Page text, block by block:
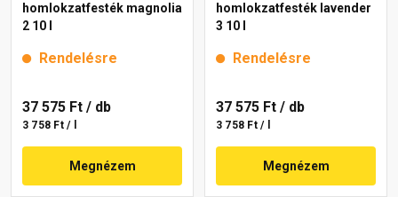
homlokzatfesték magnolia
2 10 l
Rendelésre
37 575 Ft / db
3 758 Ft / l
Megnézem
homlokzatfesték lavender
3 10 l
Rendelésre
37 575 Ft / db
3 758 Ft / l
Megnézem